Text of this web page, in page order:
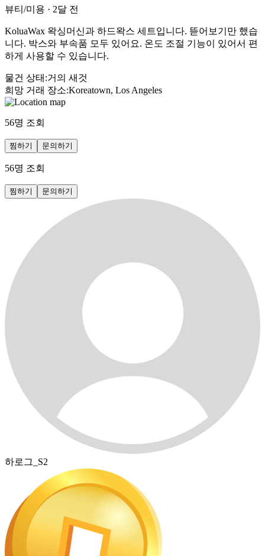
뷰티/미용 · 2달 전
KoluaWax 왁싱머신과 하드왁스 세트입니다. 뜯어보기만 했습
니다. 박스와 부속품 모두 있어요. 온도 조절 기능이 있어서 편
하게 사용할 수 있습니다.
물건 상태 :거의 새것
희망 거래 장소:Koreatown, Los Angeles
56명 조회
찜하기 문의하기
56명 조회
찜하기 문의하기
하로그_S2